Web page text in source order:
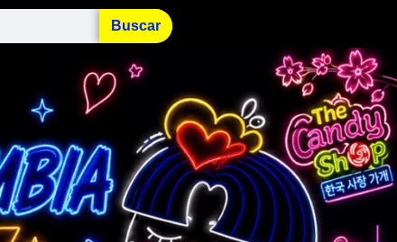
Buscar